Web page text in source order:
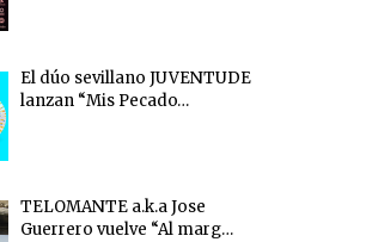
El dúo sevillano JUVENTUDE
lanzan “Mis Pecado…
TELOMANTE a.k.a Jose
Guerrero vuelve “Al marg…